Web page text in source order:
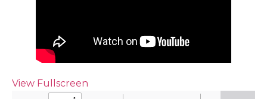
View Fullscreen